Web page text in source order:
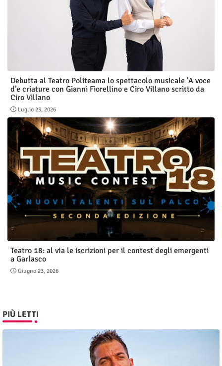
Debutta al Teatro Politeama lo spettacolo musicale 'A voce
d’e criature con Gianni Fiorellino e Ciro Villano scritto da
Ciro Villano
Luglio 23, 2026
Teatro 18: al via le iscrizioni per il contest degli emergenti
a Garlasco
Giugno 23, 2026
PIÙ LETTI